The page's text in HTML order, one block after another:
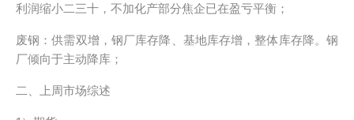
利润缩小二三十，不加化产部分焦企已在盈亏平衡；
废钢：供需双增，钢厂库存降、基地库存增，整体库存降。钢
厂倾向于主动降库；
二、上周市场综述